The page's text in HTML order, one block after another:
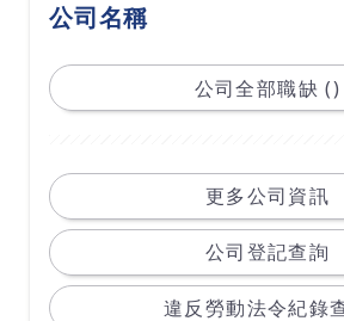
公司名稱
公司全部職缺 ()
更多公司資訊
公司登記查詢
違反勞動法令紀錄